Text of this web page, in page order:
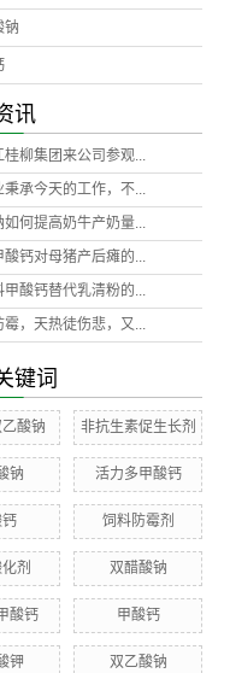
钠
讯
桂柳集团来公司参观...
秉承今天的工作，不...
如何提高奶牛产奶量...
酸钙对母猪产后瘫的...
甲酸钙替代乳清粉的...
霉，天热徒伤悲，又...
键词
酸钠 非抗生素促生长剂
钠 活力多甲酸钙
钙 饲料防霉剂
剂 双醋酸钠
酸钙 甲酸钙
钾 双乙酸钠